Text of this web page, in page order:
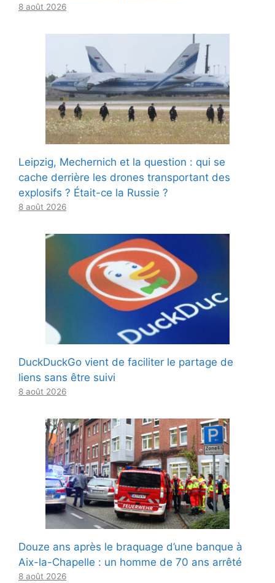
8 août 2026
Leipzig, Mechernich et la question : qui se
cache derrière les drones transportant des
explosifs ? Était-ce la Russie ?
8 août 2026
DuckDuckGo vient de faciliter le partage de
liens sans être suivi
8 août 2026
Douze ans après le braquage d’une banque à
Aix-la-Chapelle : un homme de 70 ans arrêté
8 août 2026